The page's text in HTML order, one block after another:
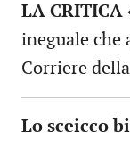
LA CRITICA
ineguale che
Corriere
Lo sceicco